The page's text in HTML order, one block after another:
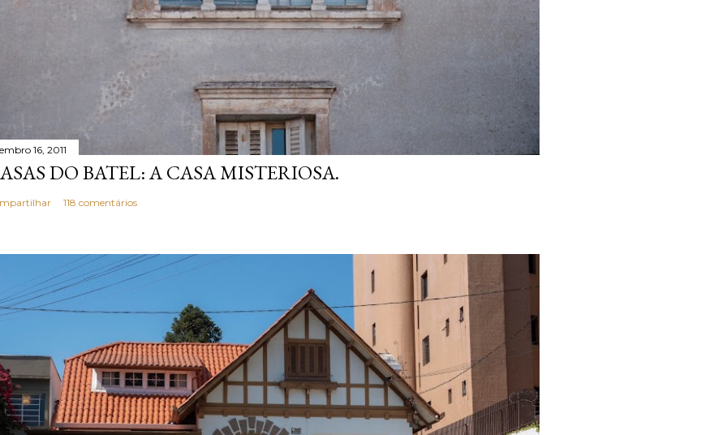
16, 2011
DO BATEL: A CASA MISTERIOSA.
118 comentários